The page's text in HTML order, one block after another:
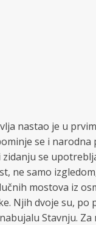
nastao je u
se i
se
ne samo
mostova iz
Njih dvoje su,
Stavnju.